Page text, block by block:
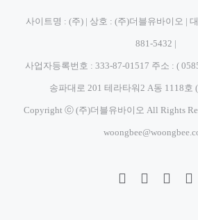
사이트명 : (주) | 상호 : (주)더블유바이오 |
881-5432 |
사업자등록번호 : 333-87-01517 주소 : (
송파대로 201 테라타워2 A동 1118호
Copyright ⓒ (주)더블유바이오 All Rights
BloggerYouTube